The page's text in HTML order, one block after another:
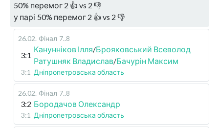
50% перемог 2 👍 vs 2 👎
у парі 50% перемог 2 👍 vs 2 👎
26.02. Фінал 7..8
3:1
Канунніков Ілля/Брояковський Всеволод
Ратушняк Владислав/Бачурін Максим
3:1 Дніпропетровська область
26.02. Фінал 7..8
3:2 Бородачов Олександр
3:1 Дніпропетровська область